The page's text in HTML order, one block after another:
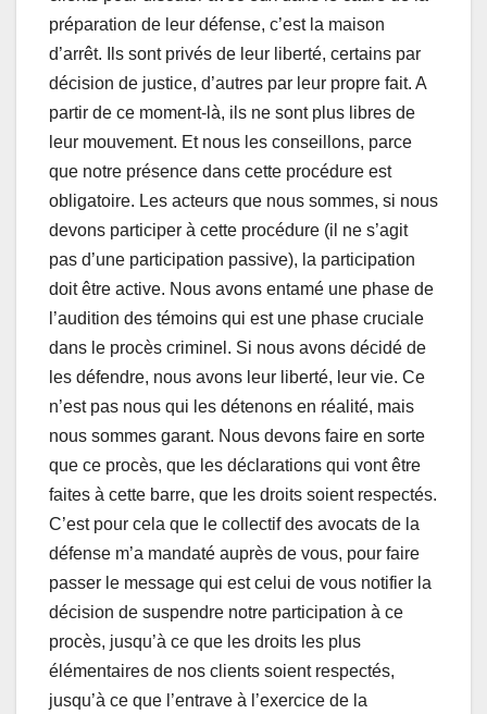
préparation de leur défense, c’est la maison
d’arrêt. Ils sont privés de leur liberté, certains par
décision de justice, d’autres par leur propre fait. A
partir de ce moment-là, ils ne sont plus libres de
leur mouvement. Et nous les conseillons, parce
que notre présence dans cette procédure est
obligatoire. Les acteurs que nous sommes, si nous
devons participer à cette procédure (il ne s’agit
pas d’une participation passive), la participation
doit être active. Nous avons entamé une phase de
l’audition des témoins qui est une phase cruciale
dans le procès criminel. Si nous avons décidé de
les défendre, nous avons leur liberté, leur vie. Ce
n’est pas nous qui les détenons en réalité, mais
nous sommes garant. Nous devons faire en sorte
que ce procès, que les déclarations qui vont être
faites à cette barre, que les droits soient respectés.
C’est pour cela que le collectif des avocats de la
défense m’a mandaté auprès de vous, pour faire
passer le message qui est celui de vous notifier la
décision de suspendre notre participation à ce
procès, jusqu’à ce que les droits les plus
élémentaires de nos clients soient respectés,
jusqu’à ce que l’entrave à l’exercice de la